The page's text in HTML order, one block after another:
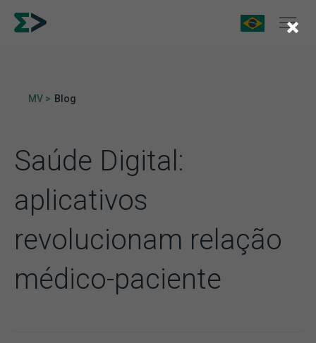
MV > Blog
Saúde Digital:
aplicativos
revolucionam relação
médico-paciente
×